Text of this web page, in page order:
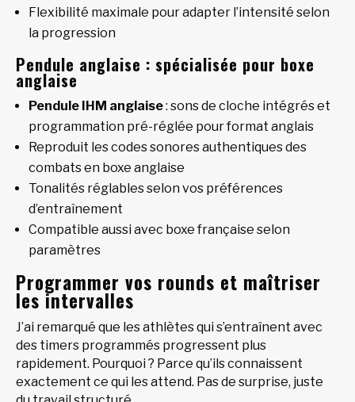
Flexibilité maximale pour adapter l’intensité selon
la progression
Pendule anglaise : spécialisée pour boxe
anglaise
Pendule IHM anglaise: sons de cloche intégrés et
programmation pré-réglée pour format anglais
Reproduit les codes sonores authentiques des
combats en boxe anglaise
Tonalités réglables selon vos préférences
d’entraînement
Compatible aussi avec boxe française selon
paramètres
Programmer vos rounds et maîtriser
les intervalles
J’ai remarqué que les athlètes qui s’entraînent avec
des timers programmés progressent plus
rapidement. Pourquoi ? Parce qu’ils connaissent
exactement ce qui les attend. Pas de surprise, juste